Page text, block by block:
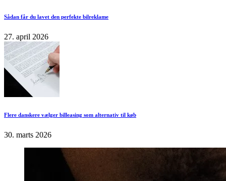
Sådan får du lavet den perfekte bilreklame
27. april 2026
Flere danskere vælger billeasing som alternativ til køb
30. marts 2026